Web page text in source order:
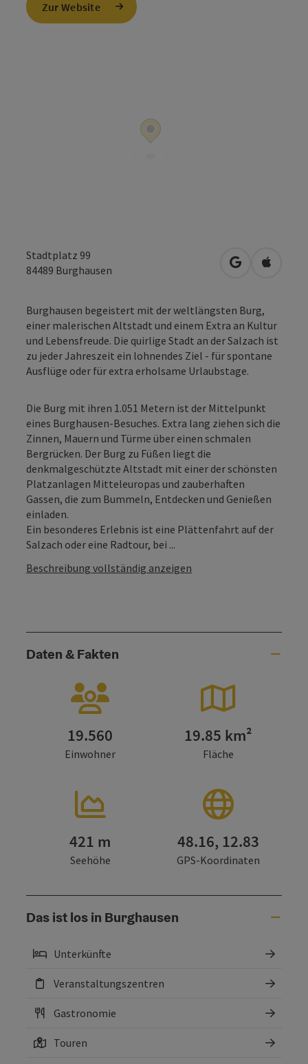
Stadtplatz 99
84489 Burghausen in Google
in
Burghausen begeistert mit der weltlängsten Burg,
einer malerischen Altstadt und einem Extra an Kultur
und Lebensfreude. Die quirlige Stadt an der Salzach ist
zu jeder Jahreszeit ein lohnendes Ziel - für spontane
Ausflüge oder für extra erholsame Urlaubstage.
Die Burg mit ihren 1.051 Metern ist der Mittelpunkt
eines Burghausen-Besuches. Extra lang ziehen sich die
Zinnen, Mauern und Türme über einen schmalen
Bergrücken. Der Burg zu Füßen liegt die
denkmalgeschützte Altstadt mit einer der schönsten
Platzanlagen Mitteleuropas und zauberhaften
Gassen, die zum Bummeln, Entdecken und Genießen
einladen.
Ein besonderes Erlebnis ist eine Plättenfahrt auf der
Salzach oder eine Radtour, bei ...
Beschreibung vollständig anzeigen
Daten & Fakten
19.560
Einwohner
19.85 km²
Fläche
421 m
Seehöhe
48.16, 12.83
GPS-Koordinaten
Das ist los in Burghausen
Unterkünfte
Veranstaltungszentren
Gastronomie
Touren
Zur Website